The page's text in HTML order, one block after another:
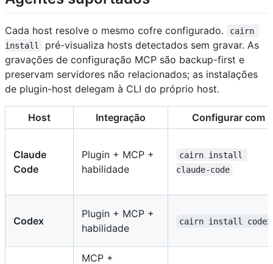
Cada host resolve o mesmo cofre configurado.
cairn
install
pré-visualiza hosts detectados sem gravar. As
gravações de configuração MCP são backup-first e
preservam servidores não relacionados; as instalações
de plugin-host delegam à CLI do próprio host.
Host Integração Configurar com
Claude
Code
Plugin + MCP +
habilidade
cairn install
claude-code
Codex
Plugin + MCP +
habilidade
cairn install codex
MCP +